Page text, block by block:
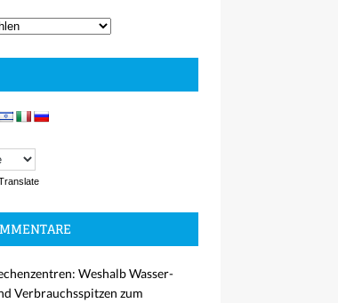
Weshalb Wasser-
Verbrauchsspitzen zum